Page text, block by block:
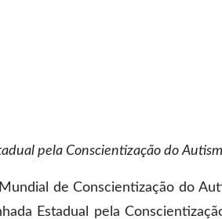
pela Conscientização do
de Conscientização do
Estadual pela